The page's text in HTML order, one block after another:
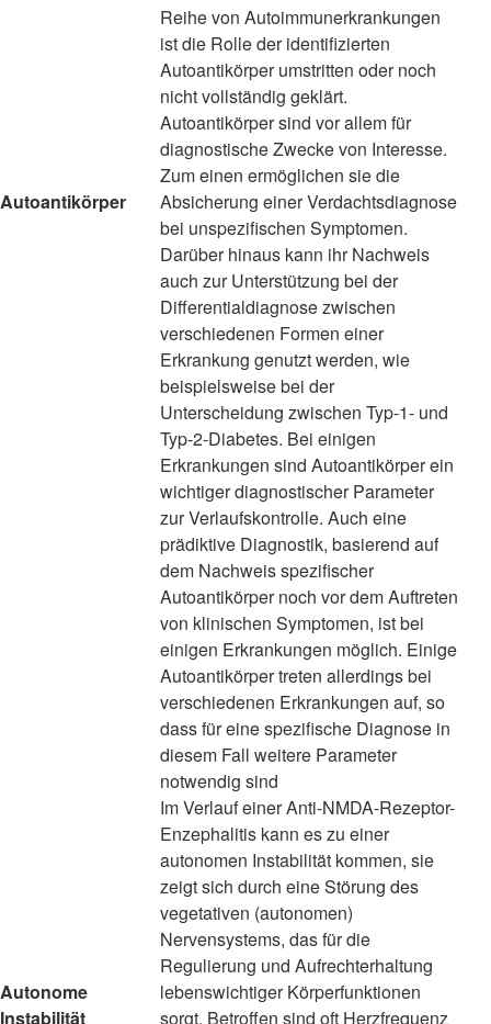
Autoantikörper
Reihe von Autoimmunerkrankungen
ist die Rolle der identifizierten
Autoantikörper umstritten oder noch
nicht vollständig geklärt.
Autoantikörper sind vor allem für
diagnostische Zwecke von Interesse.
Zum einen ermöglichen sie die
Absicherung einer Verdachtsdiagnose
bei unspezifischen Symptomen.
Darüber hinaus kann ihr Nachweis
auch zur Unterstützung bei der
Differentialdiagnose zwischen
verschiedenen Formen einer
Erkrankung genutzt werden, wie
beispielsweise bei der
Unterscheidung zwischen Typ-1- und
Typ-2-Diabetes. Bei einigen
Erkrankungen sind Autoantikörper ein
wichtiger diagnostischer Parameter
zur Verlaufskontrolle. Auch eine
prädiktive Diagnostik, basierend auf
dem Nachweis spezifischer
Autoantikörper noch vor dem Auftreten
von klinischen Symptomen, ist bei
einigen Erkrankungen möglich. Einige
Autoantikörper treten allerdings bei
verschiedenen Erkrankungen auf, so
dass für eine spezifische Diagnose in
diesem Fall weitere Parameter
notwendig sind
Autonome
Instabilität
Im Verlauf einer Anti-NMDA-Rezeptor-
Enzephalitis kann es zu einer
autonomen Instabilität kommen, sie
zeigt sich durch eine Störung des
vegetativen (autonomen)
Nervensystems, das für die
Regulierung und Aufrechterhaltung
lebenswichtiger Körperfunktionen
sorgt. Betroffen sind oft Herzfrequenz